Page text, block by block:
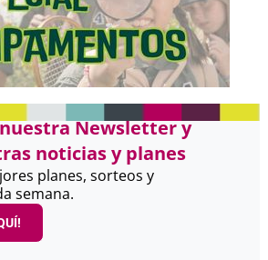
Newsletter y
noticias y planes
planes, sorteos y
semana.